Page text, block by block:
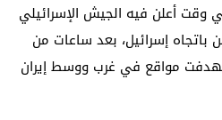
وقت أعلن فيه الجيش الإسرائيلي
باتجاه إسرائيل، بعد ساعات من
مواقع في غرب ووسط إيران